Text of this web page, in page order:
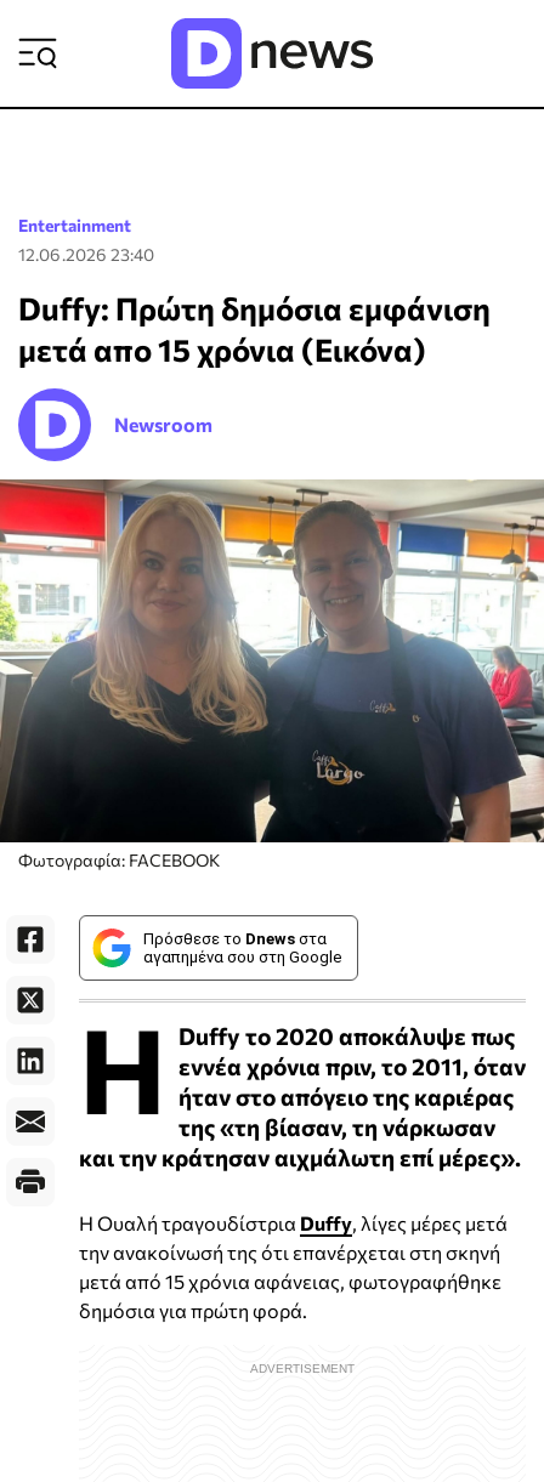
Entertainment
12.06.2026 23:40
Duffy: Πρώτη δημόσια εμφάνιση
μετά απο 15 χρόνια (Εικόνα)
Newsroom
Φωτογραφία: FACEBOOK
Πρόσθεσε το Dnews στα
αγαπημένα σου στη Google
Η
Duffy το 2020 αποκάλυψε πως
εννέα χρόνια πριν, το 2011, όταν
ήταν στο απόγειο της καριέρας
της «τη βίασαν, τη νάρκωσαν
και την κράτησαν αιχμάλωτη επί μέρες».
Η Ουαλή τραγουδίστρια Duffy , λίγες μέρες μετά
την ανακοίνωσή της ότι επανέρχεται στη σκηνή
μετά από 15 χρόνια αφάνειας, φωτογραφήθηκε
δημόσια για πρώτη φορά.